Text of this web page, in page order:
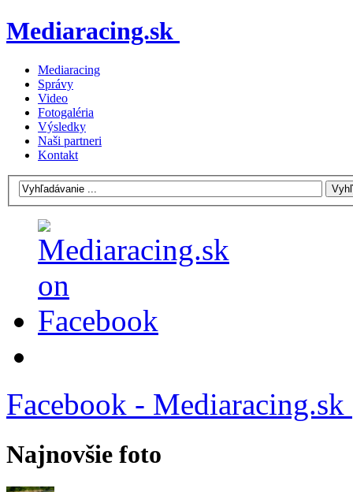
Mediaracing.sk
Mediaracing
Správy
Video
Fotogaléria
Výsledky
Naši partneri
Kontakt
Facebook - Mediaracing.sk
Najnovšie foto